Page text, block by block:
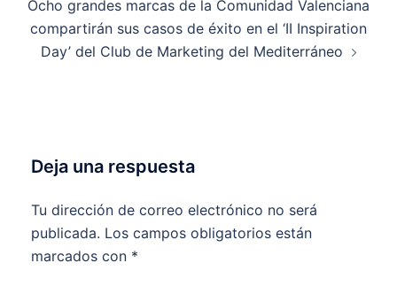
Ocho grandes marcas de la Comunidad Valenciana
compartirán sus casos de éxito en el ‘II Inspiration
Day’ del Club de Marketing del Mediterráneo
Deja una respuesta
Tu dirección de correo electrónico no será
publicada. Los campos obligatorios están
marcados con *